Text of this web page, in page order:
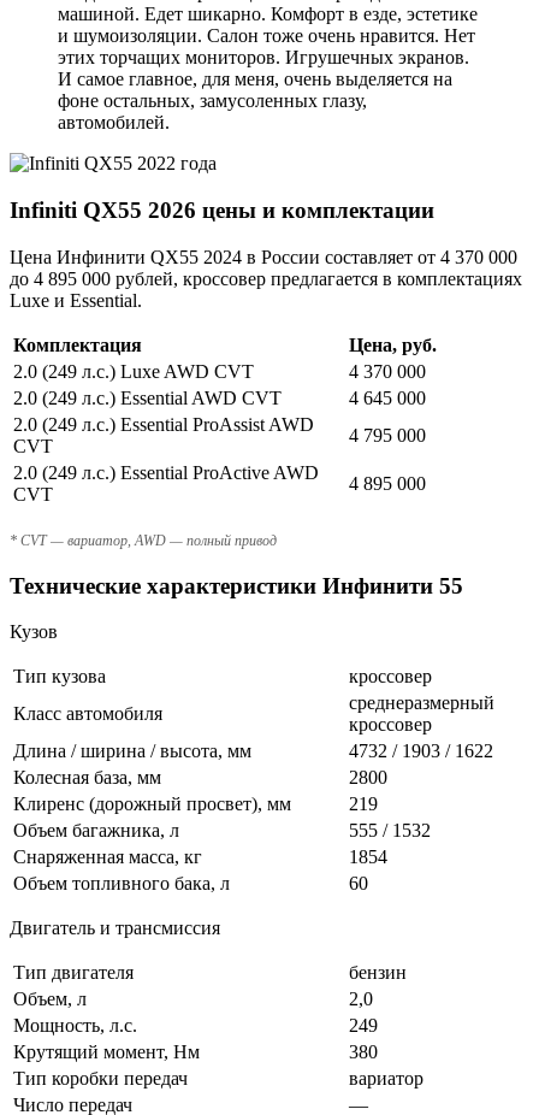
машиной. Едет шикарно. Комфорт в езде, эстетике
и шумоизоляции. Салон тоже очень нравится. Нет
этих торчащих мониторов. Игрушечных экранов.
И самое главное, для меня, очень выделяется на
фоне остальных, замусоленных глазу,
автомобилей.
Infiniti QX55 2026 цены и комплектации
Цена Инфинити QX55 2024 в России составляет от 4 370 000
до 4 895 000 рублей, кроссовер предлагается в комплектациях
Luxe и Essential.
Комплектация
Цена, руб.
2.0 (249 л.с.) Luxe AWD CVT
4 370 000
2.0 (249 л.с.) Essential AWD CVT
4 645 000
2.0 (249 л.с.) Essential ProAssist AWD
CVT
4 795 000
2.0 (249 л.с.) Essential ProActive AWD
CVT
4 895 000
* CVT — вариатор, AWD — полный привод
Технические характеристики Инфинити 55
Кузов
Тип кузова
кроссовер
Класс автомобиля
среднеразмерный
кроссовер
Длина / ширина / высота, мм
4732 / 1903 / 1622
Колесная база, мм
2800
Клиренс (дорожный просвет), мм
219
Объем багажника, л
555 / 1532
Снаряженная масса, кг
1854
Объем топливного бака, л
60
Двигатель и трансмиссия
Тип двигателя
бензин
Объем, л
2,0
Мощность, л.с.
249
Крутящий момент, Нм
380
Тип коробки передач
вариатор
Число передач
—